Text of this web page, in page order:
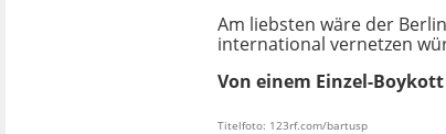
Am liebsten wäre der
international vernetzen
Von einem Einzel-
Titelfoto: 123rf.com/bartusp